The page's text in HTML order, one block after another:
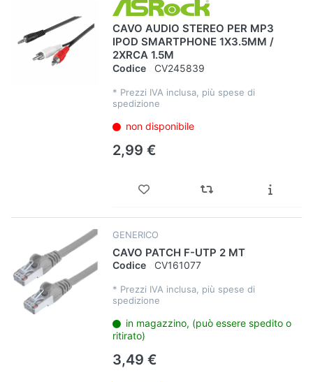
CAVO AUDIO STEREO PER MP3
IPOD SMARTPHONE 1X3.5MM /
2XRCA 1.5M
Codice CV245839
* Prezzi IVA inclusa, più spese di
spedizione
non disponibile
2,99 €
GENERICO
CAVO PATCH F-UTP 2 MT
Codice CV161077
* Prezzi IVA inclusa, più spese di
spedizione
in magazzino, (può essere spedito o
ritirato)
3,49 €